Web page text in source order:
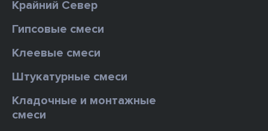
Крайний Север
Гипсовые смеси
Клеевые смеси
Штукатурные смеси
Кладочные и монтажные
смеси